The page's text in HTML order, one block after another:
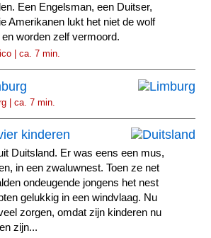
Een Engelsman, een Duitser,
Amerikanen lukt het niet de wolf
worden zelf vermoord.
| ca. 7 min.
| ca. 7 min.
kinderen
Duitsland. Er was eens een mus,
in een zwaluwnest. Toen ze net
ondeugende jongens het nest
gelukkig in een windvlaag. Nu
zorgen, omdat zijn kinderen nu
zijn...